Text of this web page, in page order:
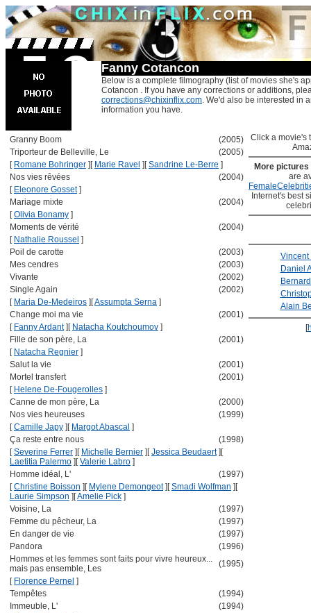
Fanny Cotancon
Below is a complete filmography (list of movies she's
Cotancon . If you have any corrections or additions,
corrections@chixinflix.com. We'd also be interested in
information you have.
Granny Boom
(2005)
Triporteur de Belleville, Le
(2005)
[ Romane Bohringer ] [ Marie Ravel ] [Sandrine Le-Berre ]
Nos vies rêvées
(2004)
[ Eleonore Gosset]
Mariage mixte
(2004)
[Olivia Bonamy ]
Moments de vérité
(2004)
[ Nathalie Roussel ]
Poil de carotte
(2003)
Mes cendres
(2003)
Vivante
(2002)
Single Again
(2002)
[ Maria De-Medeiros ] [Assumpta Serna ]
Change moi ma vie
(2001)
[ Fanny Ardant] [ Natacha Koutchoumov ]
Fille de son père, La
(2001)
[ Natacha Regnier ]
Salut la vie
(2001)
Mortel transfert
(2001)
[ Helene De-Fougerolles ]
Canne de mon père, La
(2000)
Nos vies heureuses
(1999)
[Camille Japy ] [ Margot Abascal ]
Ça reste entre nous
(1998)
[Severine Ferrer ] [ Michelle Bernier ] [Jessica Beudaert] [
Laetitia Palermo ] [Valerie Labro ]
Homme idéal, L'
(1997)
[Christine Boisson ] [ Mylene Demongeot] [Smadi Wolfman ] [
Laurie Simpson ] [Amelie Pick ]
Voisine, La
(1997)
Femme du pêcheur, La
(1997)
En danger de vie
(1997)
Pandora
(1996)
Hommes et les femmes sont faits pour vivre heureux...
mais pas ensemble, Les
(1995)
[ Florence Pernel ]
Tempêtes
(1994)
Immeuble, L'
(1994)
Click a movie's
More pictures
are
Internet's best
Vincent
Daniel
Alain
[